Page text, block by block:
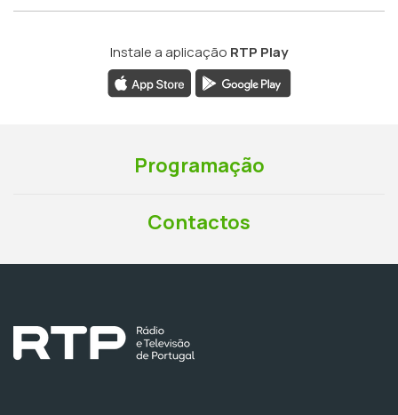
Instale a aplicação RTP Play
Programação
Contactos